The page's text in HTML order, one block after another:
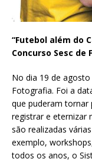
“Futebol além do
Concurso Sesc de
No dia 19 de
Fotografia. Foi a
que puderam tornar
registrar e eternizar
são realizadas
exemplo,
todos os anos, o